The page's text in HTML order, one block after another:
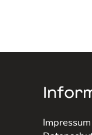
Impressum